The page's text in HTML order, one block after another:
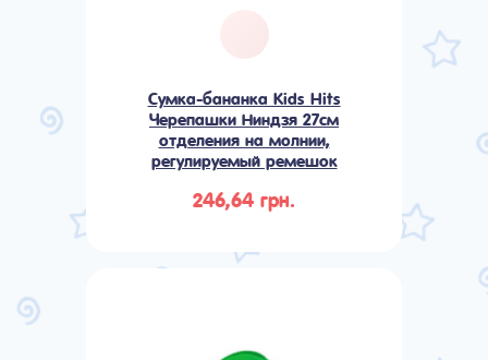
Сумка-бананка Kids Hits
Черепашки Ниндзя 27см
отделения на молнии,
регулируемый ремешок
246,64 грн.